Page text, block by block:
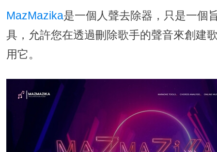
MazMazika是一個人聲去除器，只是一個
具，允許您在透過刪除歌手的聲音來創建
用它。